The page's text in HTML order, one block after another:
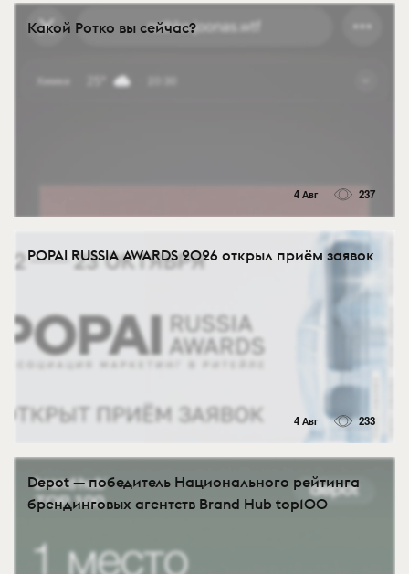
Какой Ротко вы сейчас?
4 Авг 237
POPAI RUSSIA AWARDS 2026 открыл приём заявок
4 Авг 233
Depot — победитель Национального рейтинга
брендинговых агентств Brand Hub top100